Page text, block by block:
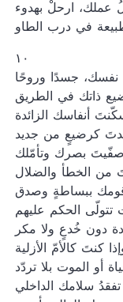
عملك، ارحلْ بهدوء
في درب الطاو
١٠
نفسك، جسدًا وروحًا
ذاتك في الطريق
أنفاسك الزائدة
كرضيعٍ من جديد
صفّيتَ بصرك وتأمّلك
من الخطأ والضلال
قومك ببساطةٍ وصدق
تتولّى الحكم عليهم
دون خُدعٍ ولا مكر
كنتَ كالأمّ الأزلية
أو الموت بلا تردّد
سلامك الداخلي